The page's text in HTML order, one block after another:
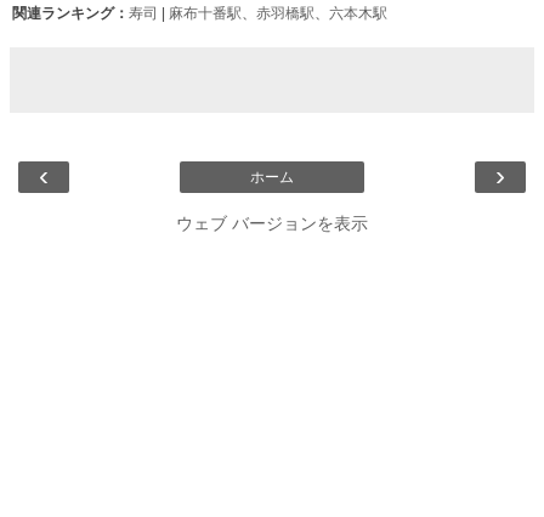
関連ランキング： 寿司 麻布十番駅、 赤羽橋駅、 六本木駅
‹ ›
ホーム
ウェブ バージョンを表示